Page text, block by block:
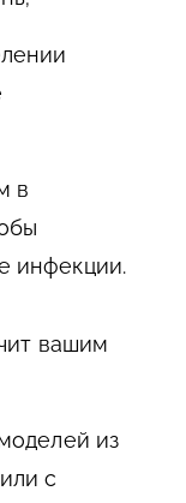
в
инфекции.
вашим
из
с